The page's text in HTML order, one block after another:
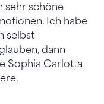
sehr schöne
Ich habe
selbst
dann
Sophia Carlotta